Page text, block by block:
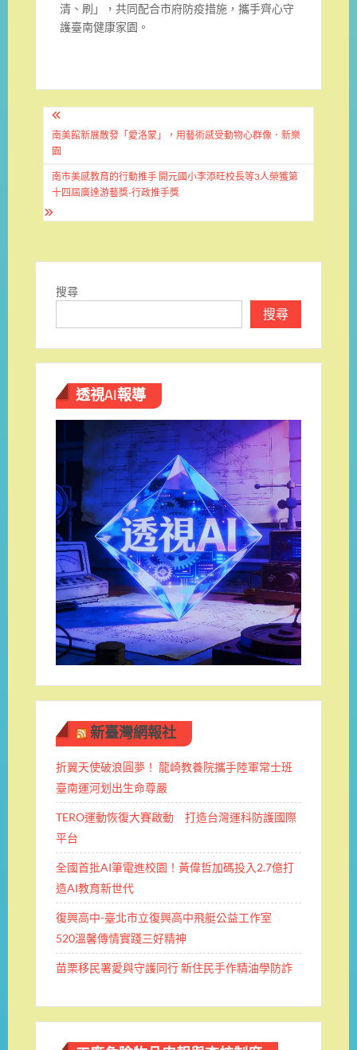
清、刷」，共同配合市府防疫措施，攜手齊心守
護臺南健康家園。
文
章
導
覽
南美館新展散發「愛洛蒙」，用藝術感受動物心群像．新樂
園
南市美感教育的行動推手 開元國小李添旺校長等3人榮獲第
十四屆廣達游藝獎-行政推手獎
搜尋
搜尋
透視AI報導
新臺灣網報社
折翼天使破浪圓夢！ 龍崎教養院攜手陸軍常士班 ​
臺南運河划出生命尊嚴
TERO運動恢復大賽啟動 打造台灣運科防護國際
平台
全國首批AI筆電進校園！黃偉哲加碼投入2.7億打
造AI教育新世代
復興高中-臺北市立復興高中飛艇公益工作室
520溫馨傳情實踐三好精神
苗栗移民署愛與守護同行 新住民手作精油學防詐